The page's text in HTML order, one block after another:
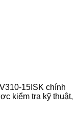
15ISK chính
kiểm tra kỹ thuật,